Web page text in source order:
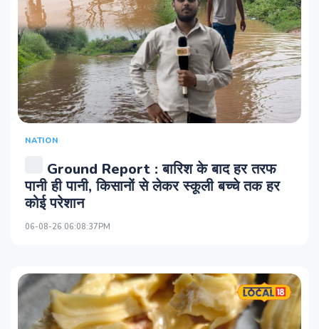
NATION
Ground Report : बारिश के बाद हर तरफ
पानी ही पानी, किसानों से लेकर स्कूली बच्चे तक हर
कोई परेशान
06-08-26 06:08:37PM